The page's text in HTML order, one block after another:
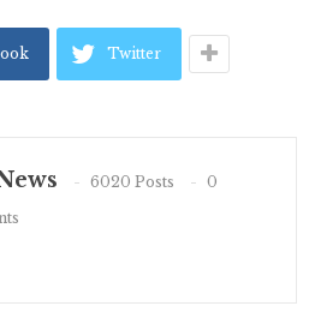
Twitter
6020 Posts
0